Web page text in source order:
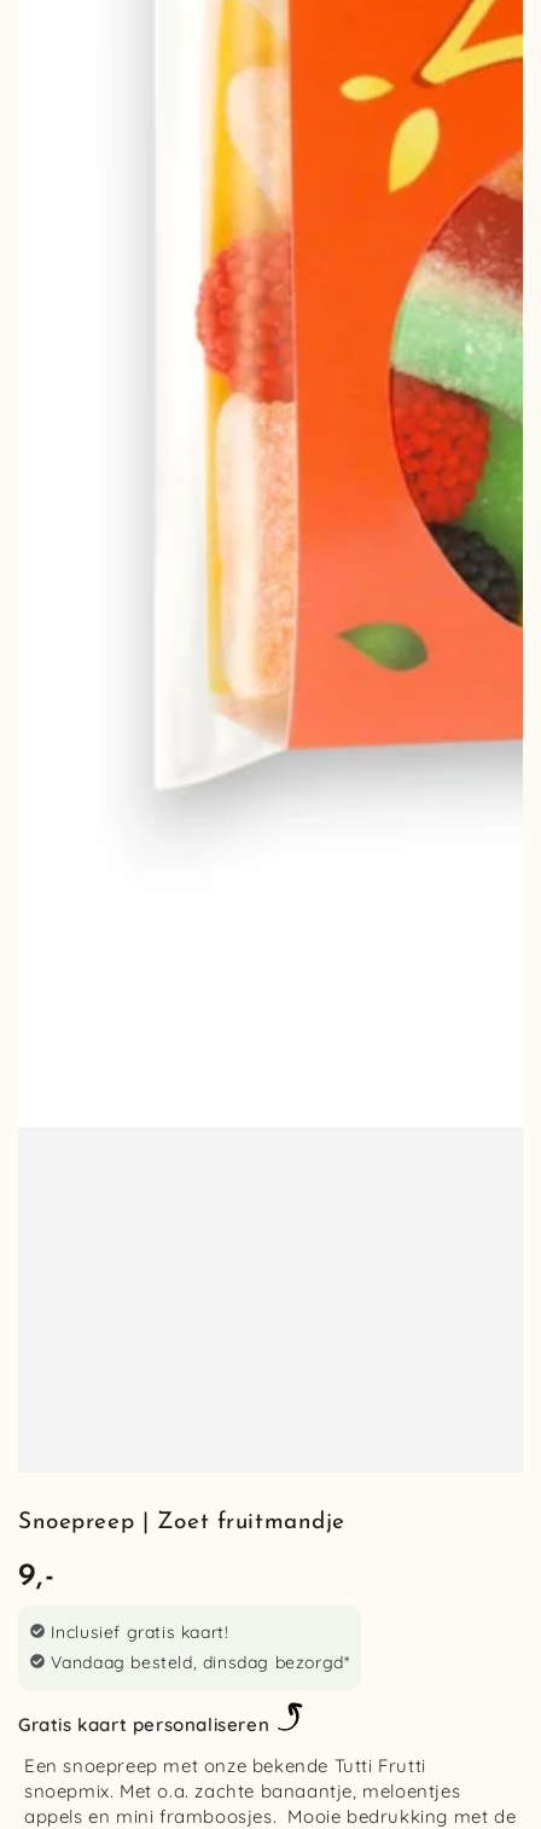
Snoepreep | Zoet fruitmandje
Normale
9,-
Inclusief gratis kaart!
Vandaag besteld, dinsdag bezorgd*
Gratis kaart personaliseren
Een snoepreep met onze bekende Tutti Frutti
snoepmix. Met o.a. zachte banaantje, meloentjes
appels en mini framboosjes. Mooie bedrukking met de